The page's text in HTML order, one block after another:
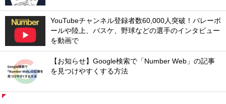
YouTubeチャンネル登録者数60,000人突破！バレーボ
ールや陸上、バスケ、野球などの選手のインタビュー
を動画で
【お知らせ】Google検索で「Number Web」の記事
を見つけやすくする方法